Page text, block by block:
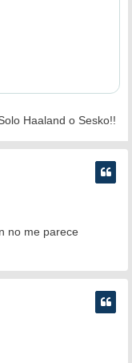
Haaland o Sesko!!
no me parece